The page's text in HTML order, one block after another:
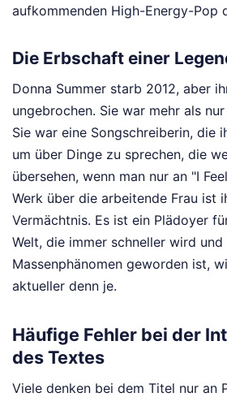
aufkommenden High-Energy-Pop
Die Erbschaft einer
Donna Summer starb 2012, aber
ungebrochen. Sie war mehr als
Sie war eine Songschreiberin, die
um über Dinge zu sprechen, die
übersehen, wenn man nur an "I
Werk über die arbeitende Frau ist
Vermächtnis. Es ist ein Plädoyer
Welt, die immer schneller wird
Massenphänomen geworden ist,
aktueller denn je.
Häufige Fehler bei der
des Textes
Viele denken bei dem Titel nur an